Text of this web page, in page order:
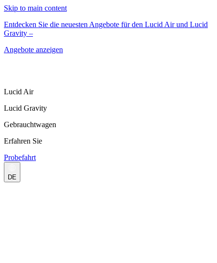
Skip to main content
Entdecken Sie die neuesten Angebote für den Lucid Air und Lucid
Gravity –
Angebote anzeigen
Lucid Air
Lucid Gravity
Gebrauchtwagen
Erfahren Sie
Probefahrt
DE